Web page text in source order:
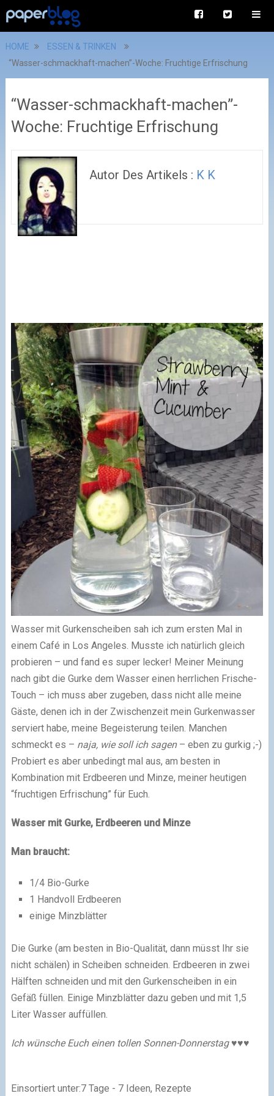
HOME
ESSEN & TRINKEN
“Wasser-schmackhaft-machen”-Woche: Fruchtige Erfrischung
“Wasser-schmackhaft-machen”-
Woche: Fruchtige Erfrischung
Autor Des Artikels : K K
Wasser mit Gurkenscheiben sah ich zum ersten Mal in
einem Café in Los Angeles. Musste ich natürlich gleich
probieren – und fand es super lecker! Meiner Meinung
nach gibt die Gurke dem Wasser einen herrlichen Frische-
Touch – ich muss aber zugeben, dass nicht alle meine
Gäste, denen ich in der Zwischenzeit mein Gurkenwasser
serviert habe, meine Begeisterung teilen. Manchen
schmeckt es – naja, wie soll ich sagen– eben zu gurkig ;-)
Probiert es aber unbedingt mal aus, am besten in
Kombination mit Erdbeeren und Minze, meiner heutigen
“fruchtigen Erfrischung” für Euch.
Wasser mit Gurke, Erdbeeren und Minze
Man braucht:
1/4 Bio-Gurke
1 Handvoll Erdbeeren
einige Minzblätter
Die Gurke (am besten in Bio-Qualität, dann müsst Ihr sie
nicht schälen) in Scheiben schneiden. Erdbeeren in zwei
Hälften schneiden und mit den Gurkenscheiben in ein
Gefäß füllen. Einige Minzblätter dazu geben und mit 1,5
Liter Wasser auffüllen.
Ich wünsche Euch einen tollen Sonnen-Donnerstag♥♥♥
Einsortiert unter:7 Tage - 7 Ideen, Rezepte